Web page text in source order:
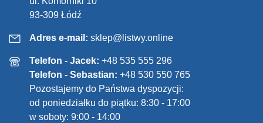
93-309 Łódź
Adres e-mail: sklep@listwy.online
Telefon - Jacek: +48 535 555 296
Telefon - Sebastian: +48 530 550 765
Pozostajemy do Państwa dyspozycji:
od poniedziałku do piątku: 8:30 - 17:00
w soboty: 9:00 - 14:00